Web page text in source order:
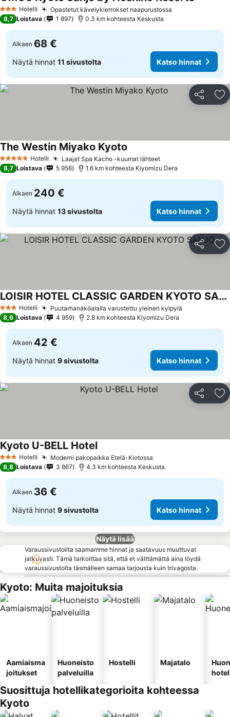
3 Tähtiluokitus
Hotelli Opastetut kävelykierrokset naapurustossa
8,7 Loistava 1 897 0.3 km kohteesta Keskusta
Alkaen 68 €
Näytä hinnat 11 sivustolta Katso hinnat
Jaa
5 Tähtiluokitus
Hotelli Laajat Spa Kacho -kuumat lähteetKatso hinnat
The Westin Miyako Kyoto
8,7 Loistava 5 956 1.6 km kohteesta Kiyomizu Dera
Alkaen 240 €
Näytä hinnat 13 sivustolta Katso hinnat
Jaa
3 Tähtiluokitus
Hotelli Puutarhanäköalalla varustettu yleinen kylpylä
LOISIR HOTEL CLASSIC GARDEN KYOTO SANJO
Katso hinnat
8,6 Loistava 4 959 2.8 km kohteesta Kiyomizu Dera
Alkaen 42 €
Näytä hinnat 9 sivustolta Katso hinnat
Jaa
3 Tähtiluokitus
Hotelli Moderni pakopaikka Etelä-Kiotossa
Kyoto U-BELL HotelKatso hinnat
8,8 Loistava 3 867 4.3 km kohteesta Keskusta
Alkaen 36 €
Näytä hinnat 9 sivustolta Katso hinnat
Näytä lisää
Varaussivustoilta saamamme hinnat ja saatavuus muuttuvat
jatkuvasti. Tämä tarkoittaa sitä, että et välttämättä aina löydä
varaussivustolta täsmälleen samaa tarjousta kuin trivagosta.
Kyoto: Muita majoituksia
Aamiaisma
joitukset
Huoneisto
palveluilla
Hostelli Majatalo
Suosittuja hotellikategorioita kohteessa
Kyoto